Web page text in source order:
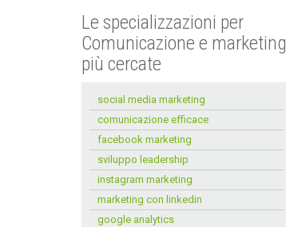
Le specializzazioni per
Comunicazione e marketing
più cercate
social media marketing
comunicazione efficace
facebook marketing
sviluppo leadership
instagram marketing
marketing con linkedin
google analytics